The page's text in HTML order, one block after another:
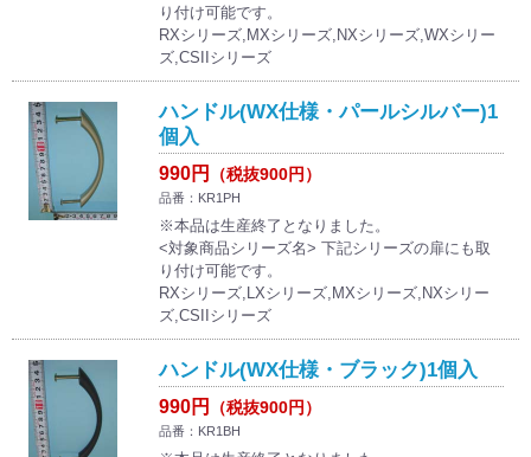
り付け可能です。
RXシリーズ,MXシリーズ,NXシリーズ,WXシリー
ズ,CSIIシリーズ
ハンドル(WX仕様・パールシルバー)1
個入
990円 （税抜900円）
品番：KR1PH
※本品は生産終了となりました。
<対象商品シリーズ名> 下記シリーズの扉にも取
り付け可能です。
RXシリーズ,LXシリーズ,MXシリーズ,NXシリー
ズ,CSIIシリーズ
ハンドル(WX仕様・ブラック)1個入
990円 （税抜900円）
品番：KR1BH